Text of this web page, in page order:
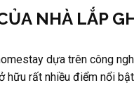
NHÀ LẮP
dựa trên công
hữu rất nhiều điểm nổi